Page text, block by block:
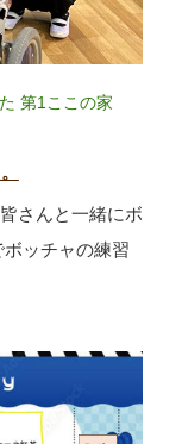
第1ここの家
さんと一緒にボ
ッチャの練習